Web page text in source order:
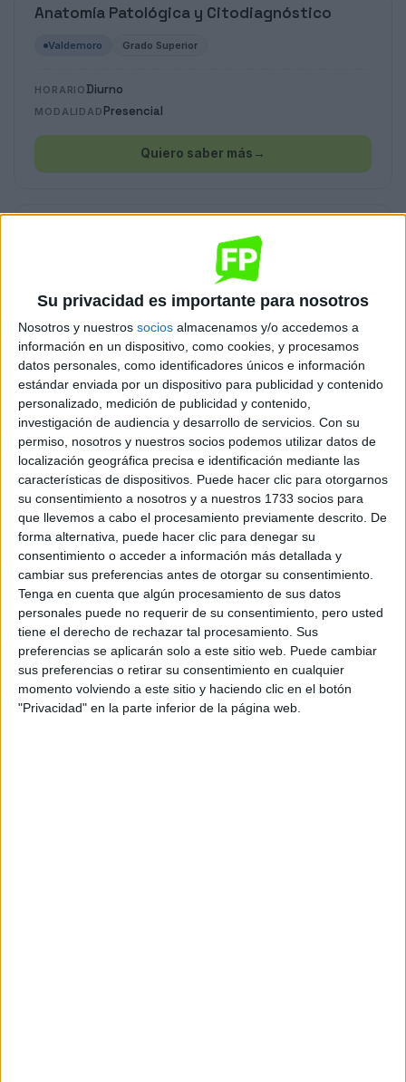
Su privacidad es importante para nosotros
Nosotros y nuestros socios almacenamos y/o accedemos a
información en un dispositivo, como cookies, y procesamos
datos personales, como identificadores únicos e información
estándar enviada por un dispositivo para publicidad y contenido
personalizado, medición de publicidad y contenido,
investigación de audiencia y desarrollo de servicios. Con su
permiso, nosotros y nuestros socios podemos utilizar datos de
localización geográfica precisa e identificación mediante las
características de dispositivos. Puede hacer clic para otorgarnos
su consentimiento a nosotros y a nuestros 1733 socios para
que llevemos a cabo el procesamiento previamente descrito. De
forma alternativa, puede hacer clic para denegar su
consentimiento o acceder a información más detallada y
cambiar sus preferencias antes de otorgar su consentimiento.
Tenga en cuenta que algún procesamiento de sus datos
personales puede no requerir de su consentimiento, pero usted
tiene el derecho de rechazar tal procesamiento. Sus
preferencias se aplicarán solo a este sitio web. Puede cambiar
sus preferencias o retirar su consentimiento en cualquier
momento volviendo a este sitio y haciendo clic en el botón
"Privacidad" en la parte inferior de la página web.
Anatomía Patológica y Citodiagnóstico
Valdemoro Grado Superior
HORARIO Diurno
MODALIDAD Presencial
Quiero saber más →
Anatomía Patológica y Citología
HORARIODiurno
MODALIDADPresencial
Quiero saber más→
Animación de Actividades Físicas y
Deportivas
Valdemoro Grado Superior
HORARIODiurno
Presencial
Quiero saber más
Desarrollo de Aplicaciones Web
Grado Superior